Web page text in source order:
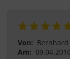
Von:
Am: 09.04.2016